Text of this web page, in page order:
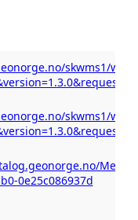
skwms1/
skwms1/
0e25c086937d